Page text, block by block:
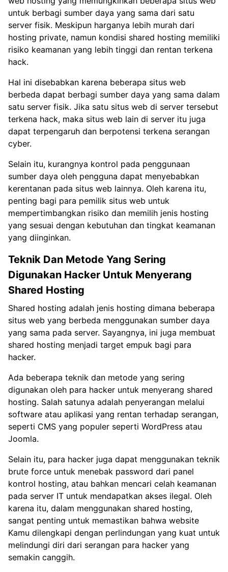
untuk berbagi sumber daya yang sama dari satu
server fisik. Meskipun harganya lebih murah dari
hosting private, namun kondisi shared hosting memiliki
risiko keamanan yang lebih tinggi dan rentan terkena
hack.
Hal ini disebabkan karena beberapa situs web
berbeda dapat berbagi sumber daya yang sama dalam
satu server fisik. Jika satu situs web di server tersebut
terkena hack, maka situs web lain di server itu juga
dapat terpengaruh dan berpotensi terkena serangan
cyber.
Selain itu, kurangnya kontrol pada penggunaan
sumber daya oleh pengguna dapat menyebabkan
kerentanan pada situs web lainnya. Oleh karena itu,
penting bagi para pemilik situs web untuk
mempertimbangkan risiko dan memilih jenis hosting
yang sesuai dengan kebutuhan dan tingkat keamanan
yang diinginkan.
Teknik Dan Metode Yang Sering
Digunakan Hacker Untuk Menyerang
Shared Hosting
Shared hosting adalah jenis hosting dimana beberapa
situs web yang berbeda menggunakan sumber daya
yang sama pada server. Sayangnya, ini juga membuat
shared hosting menjadi target empuk bagi para
hacker.
Ada beberapa teknik dan metode yang sering
digunakan oleh para hacker untuk menyerang shared
hosting. Salah satunya adalah penyerangan melalui
software atau aplikasi yang rentan terhadap serangan,
seperti CMS yang populer seperti WordPress atau
Joomla.
Selain itu, para hacker juga dapat menggunakan teknik
brute force untuk menebak password dari panel
kontrol hosting, atau bahkan mencari celah keamanan
pada server IT untuk mendapatkan akses ilegal. Oleh
karena itu, dalam menggunakan shared hosting,
sangat penting untuk memastikan bahwa website
Kamu dilengkapi dengan perlindungan yang kuat untuk
melindungi diri dari serangan para hacker yang
semakin canggih.